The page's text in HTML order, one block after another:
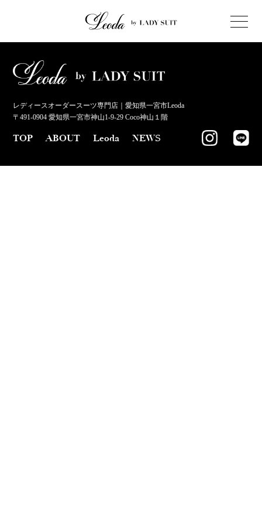
レディースオーダースーツ専門店｜愛知県一宮市Leoda
〒491-0904 愛知県一宮市神山1-9-29 Coco神山１階
TOP ABOUT Leoda NEWS